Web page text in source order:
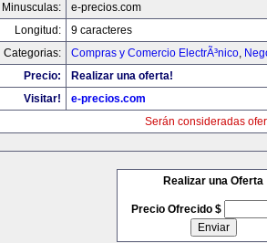
Minusculas:
e-precios.com
Longitud:
9 caracteres
Categorias:
Compras y Comercio ElectrÃ³nico,
Precio:
Realizar una oferta!
Visitar!
e-precios.com
Serán consideradas
Realizar una Oferta
Precio Ofrecido $